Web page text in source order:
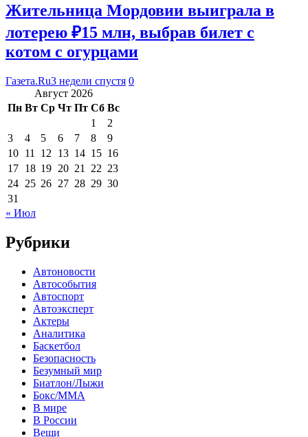
Жительница Мордовии выиграла в
лотерею ₽15 млн, выбрав билет с
котом с огурцами
Газета.Ru3 недели спустя 0
Август 2026
Пн Вт Ср Чт Пт Сб Вс
1
2
3
4 5 6 7 8
9
10 11 12 13 14 15 16
17 18 19 20 21 22 23
24 25 26 27 28 29 30
31
« Июл
Рубрики
Автоновости
Автособытия
Автоспорт
Автоэксперт
Актеры
Аналитика
Баскетбол
Безопасность
Безумный мир
Биатлон/Лыжи
Бокс/MMA
В мире
В России
Вещи